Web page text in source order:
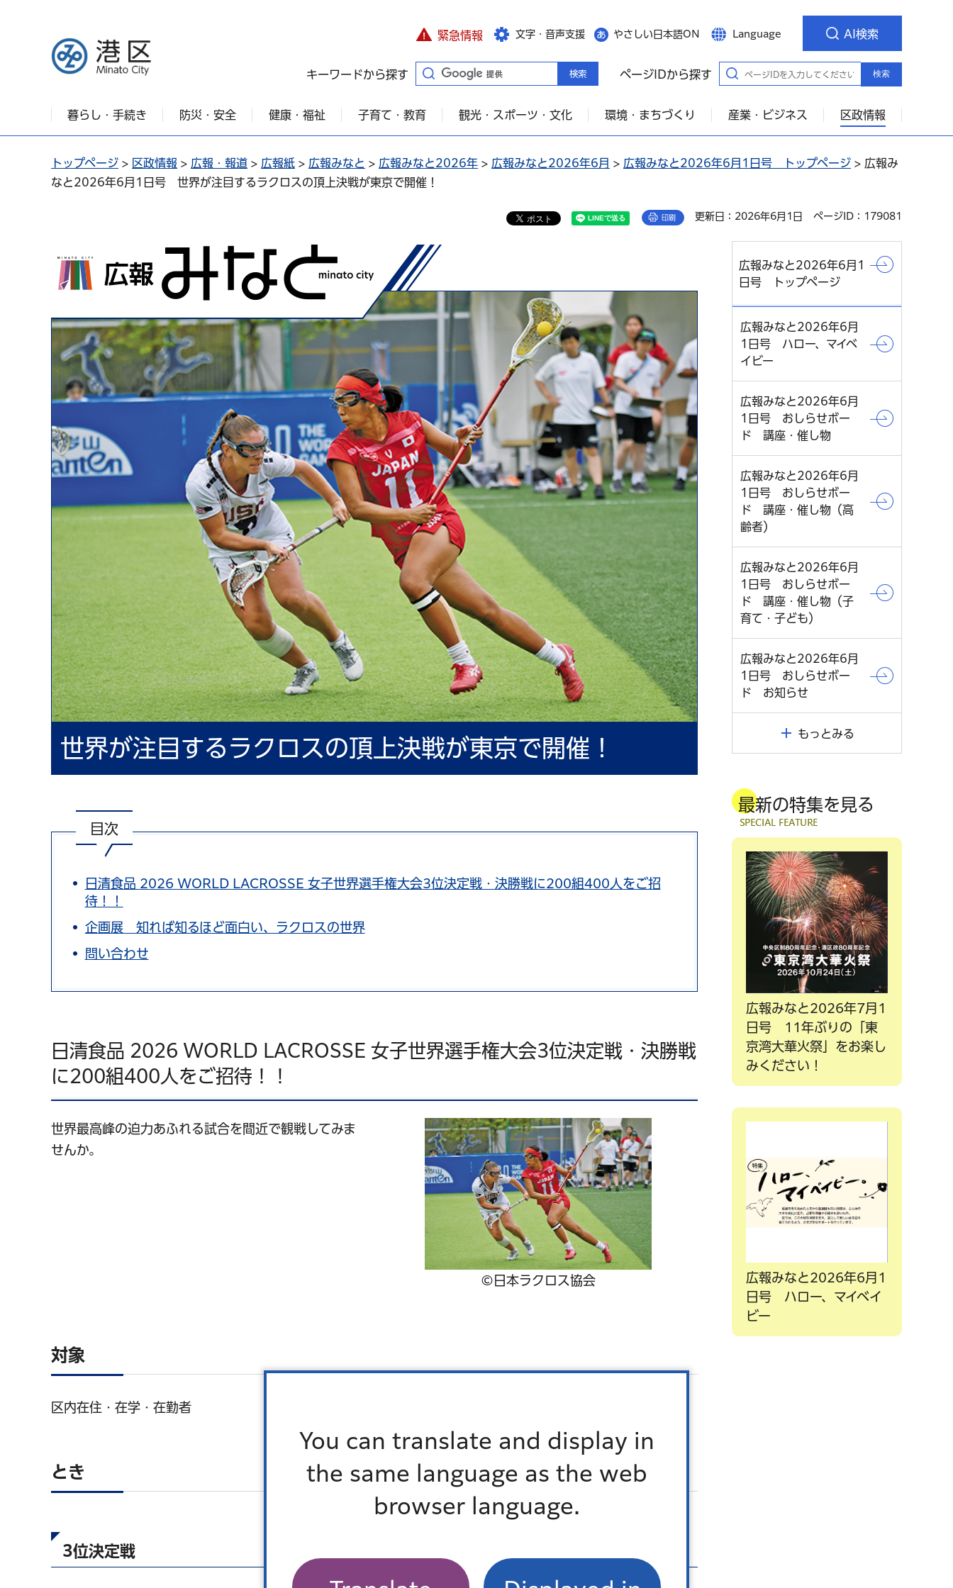
You can translate and display in
the same language as the web
browser language.
港区
緊急情報 文字・音声支援 やさしい日本語ON Language AI検索
キーワードから探す ページIDから探す 検索
暮らし・手続き 防災・安全 健康・福祉 子育て・教育 観光・スポーツ・文化 環境・まちづくり 産業・ビジネス 区政情報
トップページ > 区政情報 > 広報・報道 > 広報紙 > 広報みなと > 広報みなと2026年 > 広報みなと2026年6月 > 広報みなと2026年6月1日号 トップページ > 広報み
なと2026年6月1日号 世界が注目するラクロスの頂上決戦が東京で開催！
印刷 更新日：2026年6月1日 ページID：179081
世界が注目するラクロスの頂上決戦が東京で開催！
目次
日清食品 2026 WORLD LACROSSE 女子世界選手権大会3位決定戦・決勝戦に200組400人をご招
待！！
企画展 知れば知るほど面白い、ラクロスの世界
問い合わせ
日清食品 2026 WORLD LACROSSE 女子世界選手権大会3位決定戦・決勝戦
に200組400人をご招待！！
世界最高峰の迫力あふれる試合を間近で観戦してみま
せんか。
©日本ラクロス協会
対象
区内在住・在学・在勤者
とき
3位決定戦
広報みなと2026年6月1
日号 トップページ
広報みなと2026年6月
1日号 ハロー、マイベ
イビー
広報みなと2026年6月
1日号 おしらせボー
ド 講座・催し物
広報みなと2026年6月
1日号 おしらせボー
ド 講座・催し物（高
齢者）
広報みなと2026年6月
1日号 おしらせボー
ド 講座・催し物（子
育て・子ども）
広報みなと2026年6月
1日号 おしらせボー
ド お知らせ
もっとみる
最新の特集を見る
広報みなと2026年7月1
日号 11年ぶりの「東
京湾大華火祭」をお楽し
みください！
広報みなと2026年6月1
日号 ハロー、マイベイ
ビー